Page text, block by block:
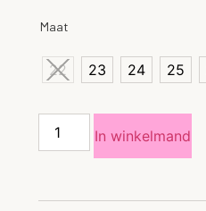
Maat
22 23 24 25
In winkelmand